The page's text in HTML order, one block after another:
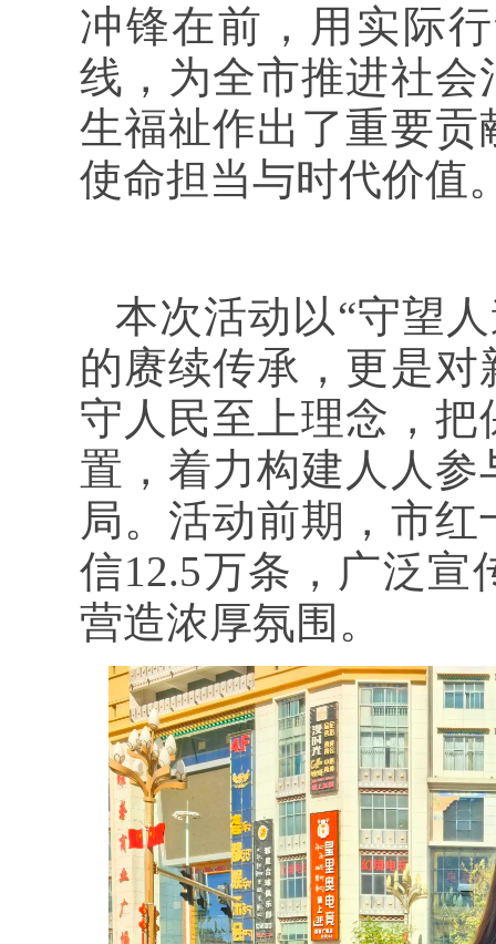
冲锋在前，用实际
线，为全市推进社
生福祉作出了重要
使命担当与时代价值
本次活动以“守望
的赓续传承，更是
守人民至上理念，
置，着力构建人人
局。活动前期，市
信12.5万条，广泛宣
营造浓厚氛围。